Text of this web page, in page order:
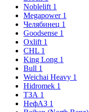
Noblelift 1
Megapower 1
Челябинец 1
Goodsense 1
Oxlift 1
CHL 1
King Long 1
Bull 1
Weichai Heavy 1
Hidromek 1
ТЗА 1
НефАЗ 1